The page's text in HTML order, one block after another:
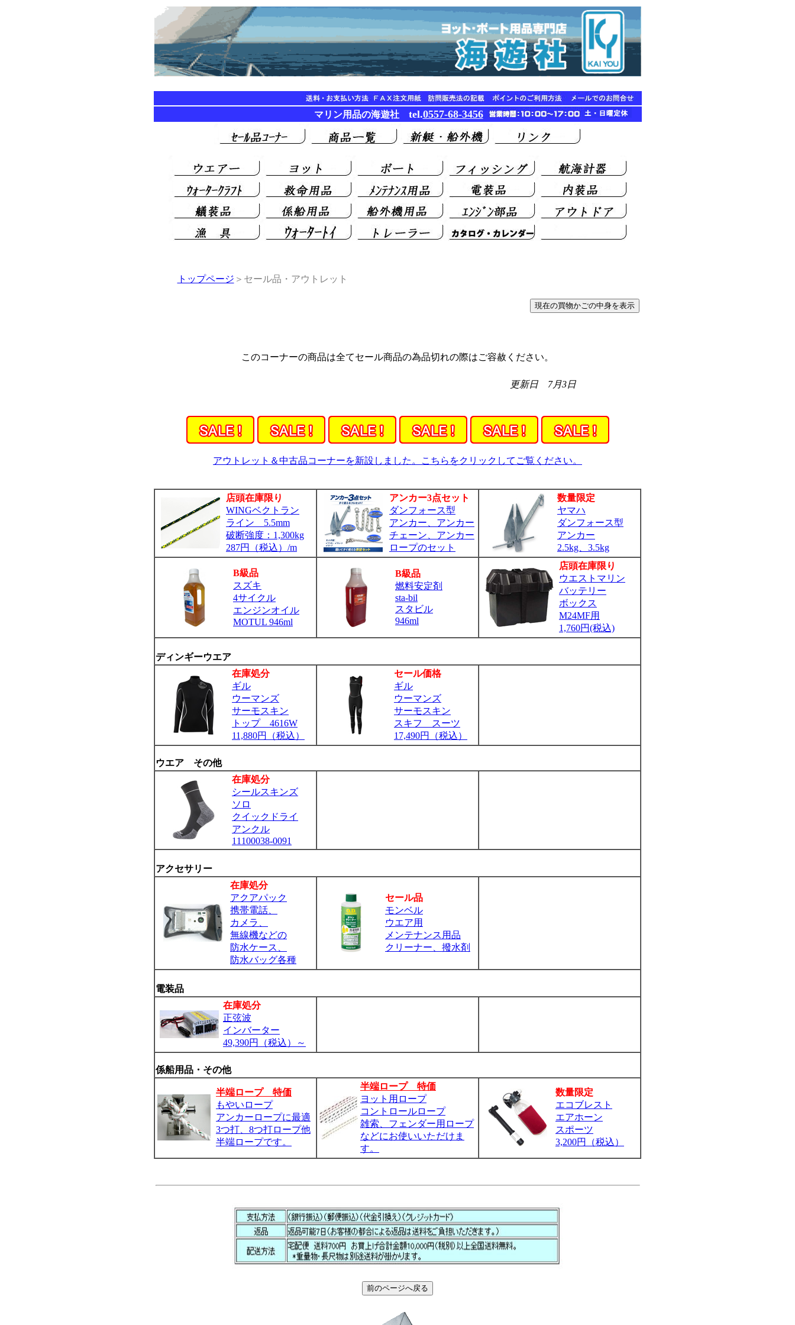
マリン用品の海遊社 tel.0557-68-3456
トップページ ＞セール品・アウトレット
このコーナーの商品は全てセール商品の為品切れの際はご容赦ください。
更新日 7月3日
アウトレット＆中古品コーナーを新設しました。こちらをクリックしてご覧ください。
店頭在庫限り
WINGベクトラン
ライン 5.5mm
破断強度：1,300kg
287円（税込）/m
アンカー3点セット
ダンフォース型
アンカー、アンカー
チェーン、アンカー
ロープのセット
数量限定
ヤマハ
ダンフォース型
アンカー
2.5kg、3.5kg
B級品
スズキ
4サイクル
エンジンオイル
MOTUL 946ml
B級品
燃料安定剤
sta-bil
スタビル
946ml
店頭在庫限り
ウエストマリン
バッテリー
ボックス
M24MF用
1,760円(税込)
ディンギーウエア
在庫処分
ギル
ウーマンズ
サーモスキン
トップ 4616W
11,880円（税込）
セール価格
ギル
ウーマンズ
サーモスキン
スキフ スーツ
17,490円（税込）
ウエア その他
在庫処分
シールスキンズ
ソロ
クイックドライ
アンクル
11100038-0091
アクセサリー
在庫処分
アクアパック
携帯電話、
カメラ、
無線機などの
防水ケース、
防水バッグ各種
セール品
モンベル
ウエア用
メンテナンス用品
クリーナー、撥水剤
電装品
在庫処分
正弦波
インバーター
49,390円（税込）～
係船用品・その他
半端ロープ 特価
もやいロープ
アンカーロープに最適
3つ打、8つ打ロープ他
半端ロープです。
半端ロープ 特価
ヨット用ロープ
コントロールロープ
雑索、フェンダー用ロープ
などにお使いいただけま
す。
数量限定
エコブレスト
エアホーン
スポーツ
3,200円（税込）